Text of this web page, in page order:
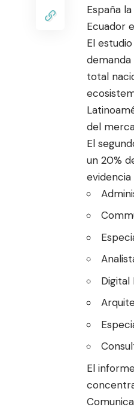
España
Ecuador
El
total
del
El
un 20%
Digital
El